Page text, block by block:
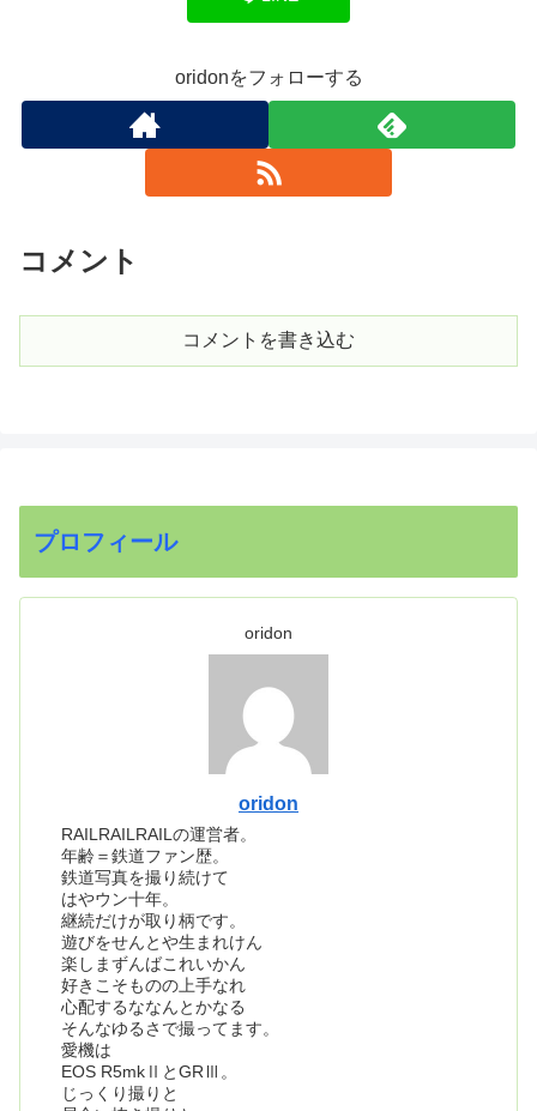
oridonをフォローする
コメント
コメントを書き込む
プロフィール
oridon
oridon
RAILRAILRAILの運営者。
年齢＝鉄道ファン歴。
鉄道写真を撮り続けて
はやウン十年。
継続だけが取り柄です。
遊びをせんとや生まれけん
楽しまずんばこれいかん
好きこそものの上手なれ
心配するななんとかなる
そんなゆるさで撮ってます。
愛機は
EOS R5mkⅡとGRⅢ。
じっくり撮りと